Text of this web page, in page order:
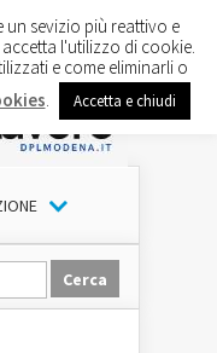
sevizio più reattivo e
l'utilizzo di cookie.
e come eliminarli o
Accetta e chiudi